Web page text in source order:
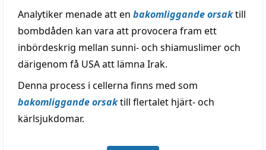
Analytiker menade att en bakomliggande orsaktill
bombdåden kan vara att provocera fram ett
inbördeskrig mellan sunni- och shiamuslimer och
därigenom få USA att lämna Irak.
Denna process i cellerna finns med som
bakomliggande orsaktill flertalet hjärt- och
kärlsjukdomar.